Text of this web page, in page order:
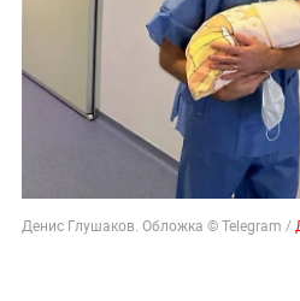
Денис Глушаков. Обложка © Telegram /